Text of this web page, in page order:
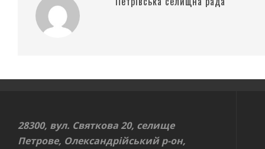
28300, вул. Святкова 20, селище
Петрове, Олександрійський р-он,